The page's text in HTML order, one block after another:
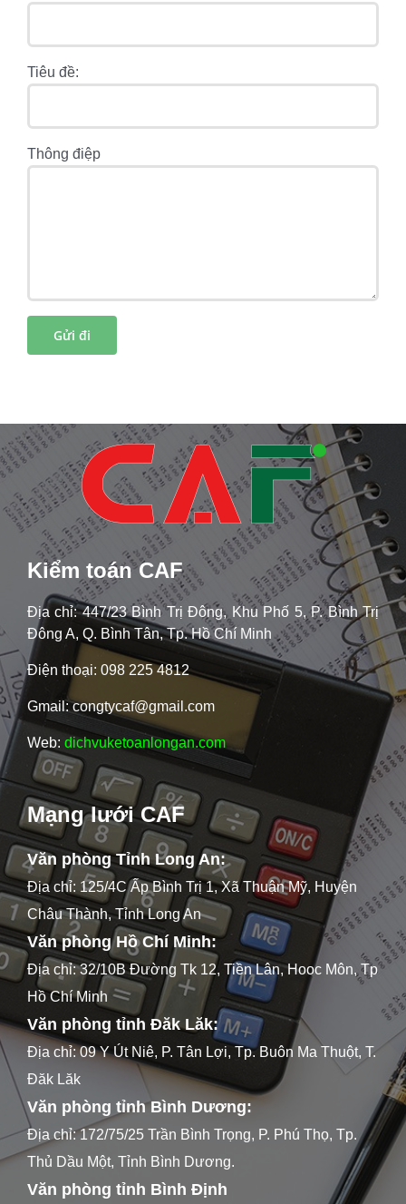
Tiêu đề:
Thông điệp
Kiểm toán CAF
Địa chỉ: 447/23 Bình Trị Đông, Khu Phố 5, P. Bình Trị
Đông A, Q. Bình Tân, Tp. Hồ Chí Minh
Điện thoại: 098 225 4812
Gmail: congtycaf@gmail.com
Web: dichvuketoanlongan.com
Mạng lưới CAF
Văn phòng Tỉnh Long An:
Địa chỉ: 125/4C Ấp Bình Trị 1, Xã Thuận Mỹ, Huyện
Châu Thành, Tỉnh Long An
Văn phòng Hồ Chí Minh:
Địa chỉ: 32/10B Đường Tk 12, Tiền Lân, Hooc Môn, Tp
Hồ Chí Minh
Văn phòng tỉnh Đăk Lăk:
Địa chỉ: 09 Y Út Niê, P. Tân Lợi, Tp. Buôn Ma Thuột, T.
Đăk Lăk
Văn phòng tỉnh Bình Dương:
Địa chỉ: 172/75/25 Trần Bình Trọng, P. Phú Thọ, Tp.
Thủ Dầu Một, Tỉnh Bình Dương.
Văn phòng tỉnh Bình Định